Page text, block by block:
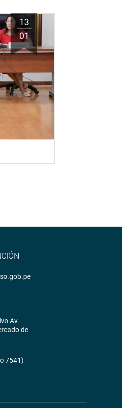
13
01
Av.
de
7541)